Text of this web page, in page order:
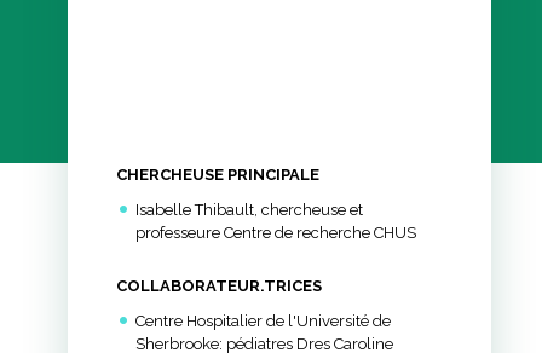
CHERCHEUSE PRINCIPALE
Isabelle Thibault, chercheuse et
professeure Centre de recherche CHUS
COLLABORATEUR.TRICES
Centre Hospitalier de l'Université de
Sherbrooke: pédiatres Dres Caroline